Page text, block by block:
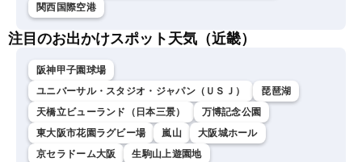
関西国際空港
注目のお出かけスポット天気（近畿）
阪神甲子園球場
ユニバーサル・スタジオ・ジャパン（ＵＳＪ）
琵琶湖
天橋立ビューランド（日本三景）
万博記念公園
東大阪市花園ラグビー場
嵐山
大阪城ホール
京セラドーム大阪
生駒山上遊園地